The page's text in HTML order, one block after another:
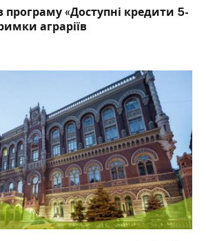
«Доступні кредити 5-
аграріїв